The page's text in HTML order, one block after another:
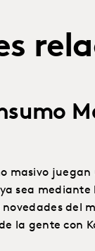
masivo
sea
del
la gente con